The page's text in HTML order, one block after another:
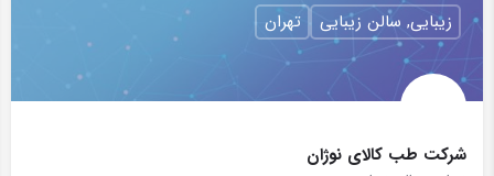
شرکت طب کالای نوژان
زیبایی, سالن زیبایی تهران